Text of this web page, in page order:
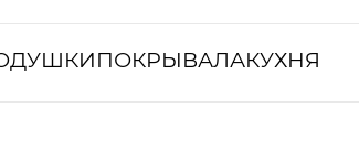
ПОКРЫВАЛАКУХНЯ